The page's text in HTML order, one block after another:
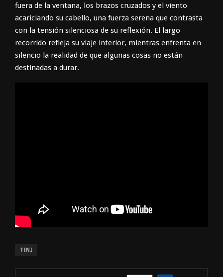
fuera de la ventana, los brazos cruzados y el viento
acariciando su cabello, una fuerza serena que contrasta
con la tensión silenciosa de su reflexión. El largo
recorrido refleja su viaje interior, mientras enfrenta en
silencio la realidad de que algunas cosas no están
destinadas a durar.
TINI